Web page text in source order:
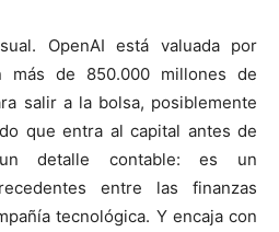
OpenAI está valuada por
más de 850.000 millones de
salir a la bolsa, posiblemente
que entra al capital antes de
detalle contable: es un
entre las finanzas
tecnológica. Y encaja con